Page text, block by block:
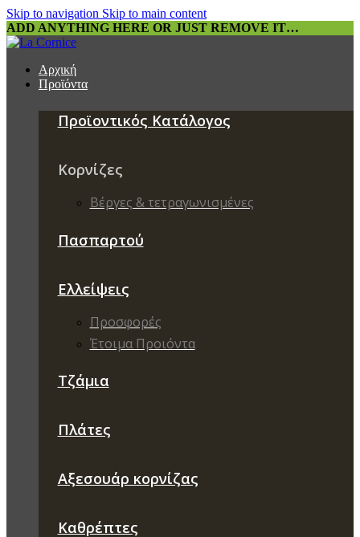
Skip to navigation Skip to main content
ADD ANYTHING HERE OR JUST REMOVE IT…
Αρχική
Προϊόντα
Προϊοντικός Κατάλογος
Κορνίζες
Βέργες & τετραγωνισμένες
Πασπαρτού
Ελλείψεις
Προσφορές
Έτοιμα Προιόντα
Τζάμια
Πλάτες
Αξεσουάρ κορνίζας
Καθρέπτες